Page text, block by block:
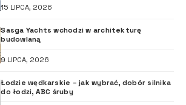
15 LIPCA, 2026
Sasga Yachts wchodzi w architekturę
budowlaną
9 LIPCA, 2026
Łodzie wędkarskie – jak wybrać, dobór silnika
do łodzi, ABC śruby